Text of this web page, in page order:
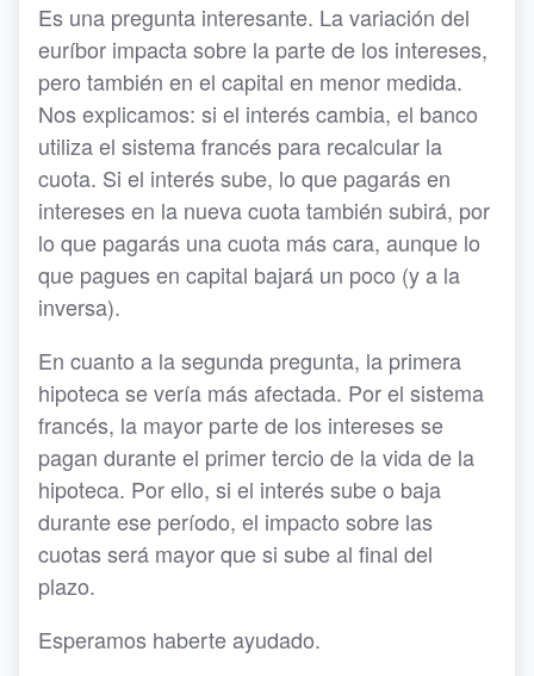
Es una pregunta interesante. La variación del
euríbor impacta sobre la parte de los intereses,
pero también en el capital en menor medida.
Nos explicamos: si el interés cambia, el banco
utiliza el sistema francés para recalcular la
cuota. Si el interés sube, lo que pagarás en
intereses en la nueva cuota también subirá, por
lo que pagarás una cuota más cara, aunque lo
que pagues en capital bajará un poco (y a la
inversa).
En cuanto a la segunda pregunta, la primera
hipoteca se vería más afectada. Por el sistema
francés, la mayor parte de los intereses se
pagan durante el primer tercio de la vida de la
hipoteca. Por ello, si el interés sube o baja
durante ese período, el impacto sobre las
cuotas será mayor que si sube al final del
plazo.
Esperamos haberte ayudado.